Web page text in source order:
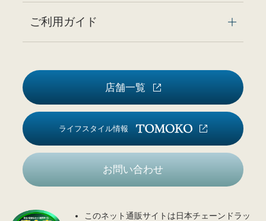
ご利用ガイド
店舗一覧
ライフスタイル情報
お問い合わせ
このネット通販サイトは日本チェーンドラッ